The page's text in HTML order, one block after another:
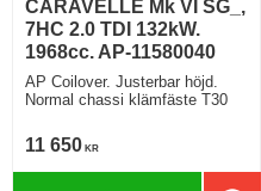
CARAVELLE Mk VI SG_,
7HC 2.0 TDI 132kW.
1968cc. AP-11580040
AP Coilover. Justerbar höjd.
Normal chassi klämfäste T30
11 650 KR